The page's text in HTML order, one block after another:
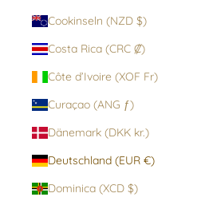
Cookinseln (NZD $)
Costa Rica (CRC ₡)
Côte d’Ivoire (XOF Fr)
Curaçao (ANG ƒ)
Dänemark (DKK kr.)
Deutschland (EUR €)
Dominica (XCD $)